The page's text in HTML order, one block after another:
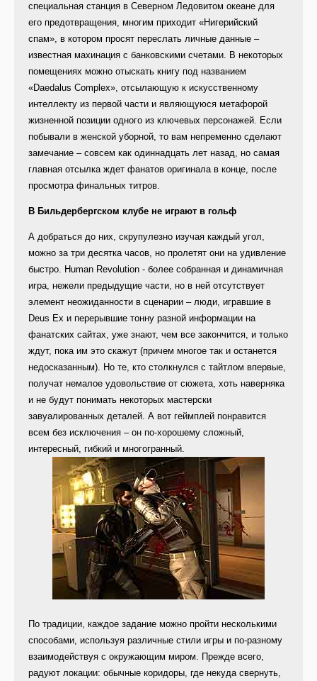
специальная станция в Северном Ледовитом океане для
его предотвращения, многим приходит «Нигерийский
спам», в котором просят переслать личные данные –
известная махинация с банковскими счетами. В некоторых
помещениях можно отыскать книгу под названием
«Daedalus Complex», отсылающую к искусственному
интеллекту из первой части и являющуюся метафорой
жизненной позиции одного из ключевых персонажей. Если
побывали в женской уборной, то вам непременно сделают
замечание – совсем как одиннадцать лет назад, но самая
главная отсылка ждет фанатов оригинала в конце, после
просмотра финальных титров.
В Бильдербергском клубе не играют в гольф
А добраться до них, скрупулезно изучая каждый угол,
можно за три десятка часов, но пролетят они на удивление
быстро. Human Revolution - более собранная и динамичная
игра, нежели предыдущие части, но в ней отсутствует
элемент неожиданности в сценарии – люди, игравшие в
Deus Ex и перерывшие тонну разной информации на
фанатских сайтах, уже знают, чем все закончится, и только
ждут, пока им это скажут (причем многое так и останется
недосказанным). Но те, кто столкнулся с тайтлом впервые,
получат немалое удовольствие от сюжета, хоть наверняка
и не будут понимать некоторых мастерски
завуалированных деталей. А вот геймплей понравится
всем без исключения – он по-хорошему сложный,
интересный, гибкий и многогранный.
По традиции, каждое задание можно пройти несколькими
способами, используя различные стили игры и по-разному
взаимодействуя с окружающим миром. Прежде всего,
радуют локации: обычные коридоры, где некуда свернуть,